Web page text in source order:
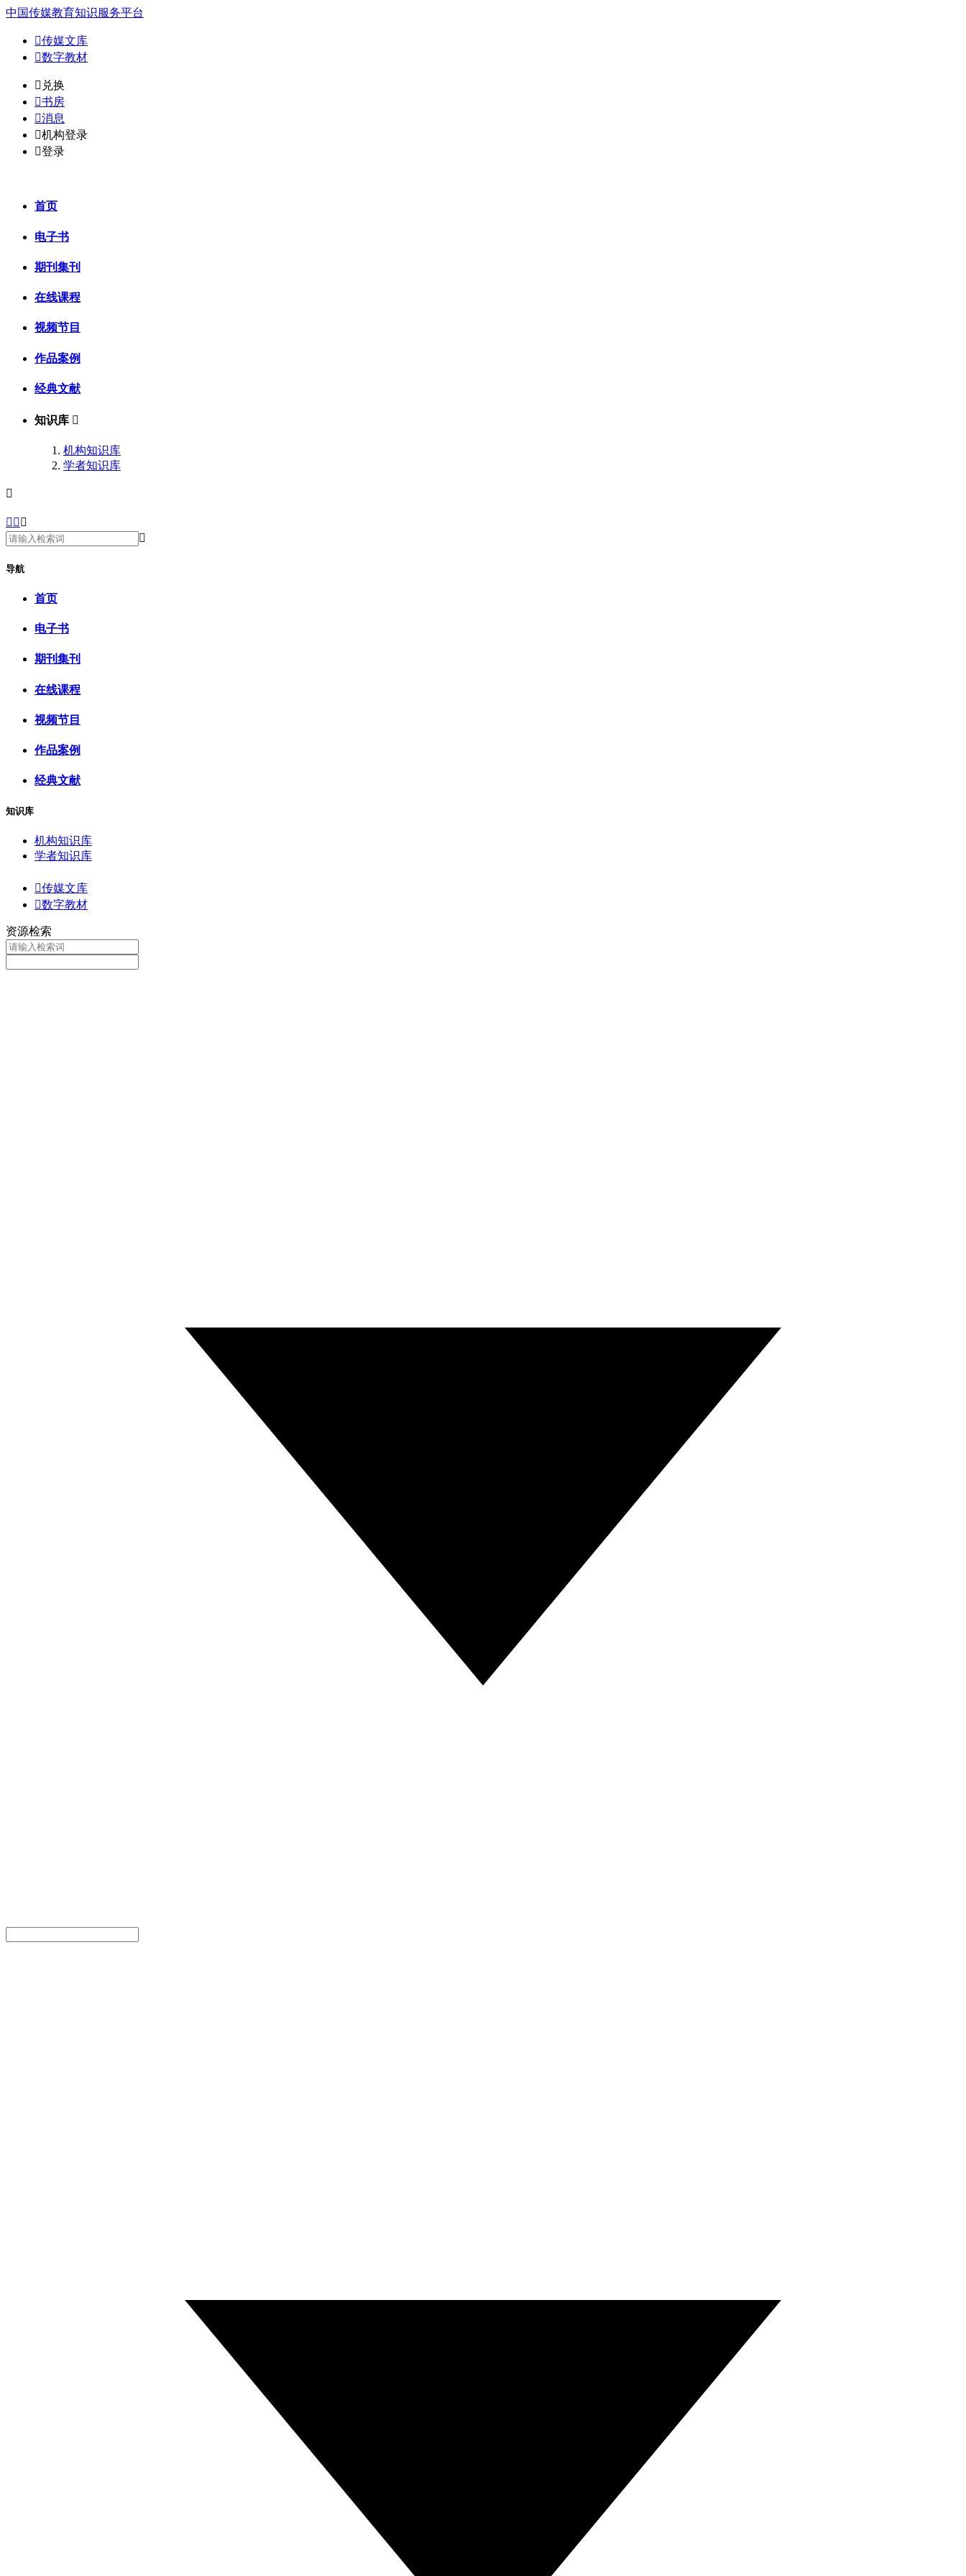
中国传媒教育知识服务平台
传媒文库
数字教材
𐈈 兑换
书房
消息
机构登录
登录
首页
电子书
期刊集刊
在线课程
视频节目
作品案例
经典文献
知识库 
机构知识库
学者知识库

  

导航
首页
电子书
期刊集刊
在线课程
视频节目
作品案例
经典文献
知识库
机构知识库
学者知识库
传媒文库
数字教材
资源检索